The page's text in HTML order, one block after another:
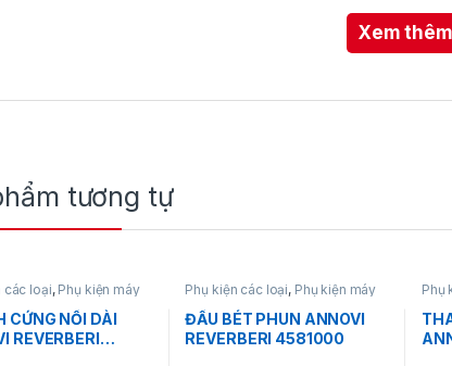
thời gian sử dụng lâu, dễ tháo
Xem thêm
tương tự
các loại, Phụ kiện máy
CỨNG NỐI DÀI
REVERBERI
Phụ kiện các loại, Phụ kiện máy
xịt rửa
ĐẦU BÉT PHUN ANNOVI
REVERBERI 4581000
Phụ
xịt rửa